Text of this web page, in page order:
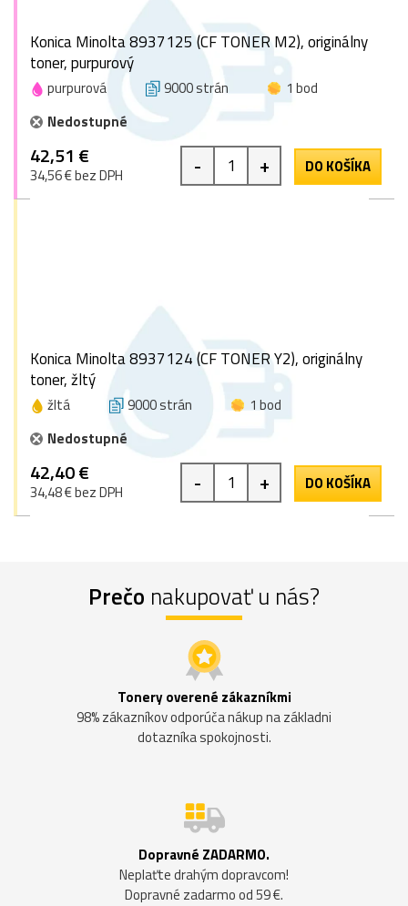
Konica Minolta 8937125 (CF TONER M2), originálny
toner, purpurový
purpurová 9000 strán
1 bod
Nedostupné
42,51 €
34,56 € bez DPH - + DO KOŠÍKA
Konica Minolta 8937124 (CF TONER Y2), originálny
toner, žltý
žltá 9000 strán
1 bod
Nedostupné
42,40 €
34,48 € bez DPH - + DO KOŠÍKA
Prečo nakupovať u nás?
Tonery overené zákazníkmi
98% zákazníkov odporúča nákup na základni
dotazníka spokojnosti.
Dopravné ZADARMO.
Neplaťte drahým dopravcom!
Dopravné zadarmo od 59 €.